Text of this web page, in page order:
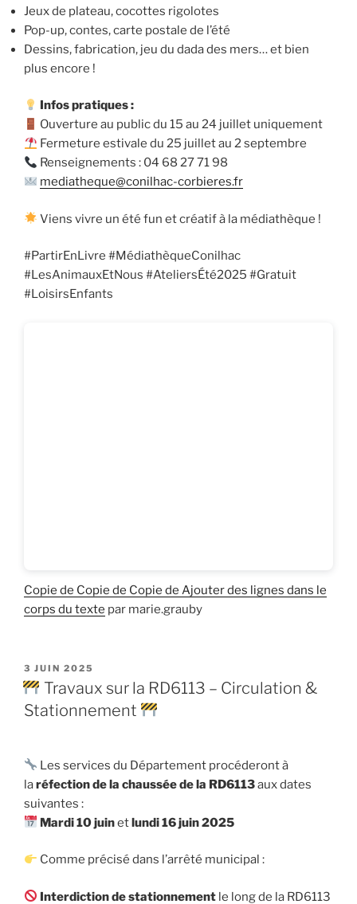
Jeux de plateau, cocottes rigolotes
Pop-up, contes, carte postale de l’été
Dessins, fabrication, jeu du dada des mers… et bien
plus encore !
Infos pratiques :
Ouverture au public du 15 au 24 juillet uniquement
Fermeture estivale du 25 juillet au 2 septembre
Renseignements : 04 68 27 71 98
mediatheque@conilhac-corbieres.fr
Viens vivre un été fun et créatif à la médiathèque !
#PartirEnLivre #MédiathèqueConilhac
#LesAnimauxEtNous #AteliersÉté2025 #Gratuit
#LoisirsEnfants
Copie de Copie de Copie de Ajouter des lignes dans le
corps du texte par marie.grauby
PUBLIÉ
LE
3 JUIN 2025
Travaux sur la RD6113 – Circulation &
Stationnement
Les services du Département procéderont à
laréfection de la chaussée de la RD6113aux dates
suivantes :
Mardi 10 juinetlundi 16 juin 2025
Comme précisé dans l’arrêté municipal :
Interdiction de stationnement le long de la RD6113